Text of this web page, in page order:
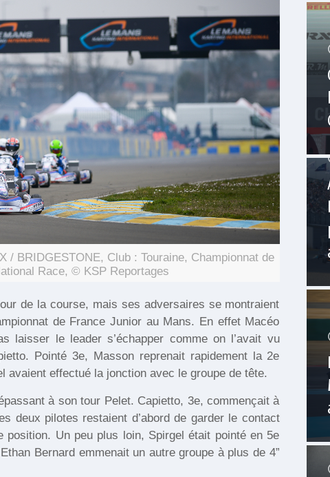
/ BRIDGESTONE, Club : Touraine, Championnat de
Race, © KSP Reportages
de la course, mais ses adversaires se montraient
de France Junior au Mans. En effet Macéo
laisser le leader s’échapper comme on l’avait vu
Pointé 3e, Masson reprenait rapidement la 2e
avaient effectué la jonction avec le groupe de tête.
à son tour Pelet. Capietto, 3e, commençait à
deux pilotes restaient d’abord de garder le contact
Un peu plus loin, Spirgel était pointé en 5e
Bernard emmenait un autre groupe à plus de 4”